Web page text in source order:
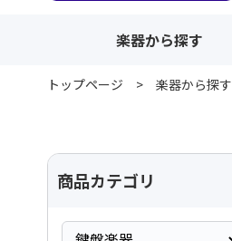
楽器から探す
トップページ 楽器から探す
商品カテゴリ